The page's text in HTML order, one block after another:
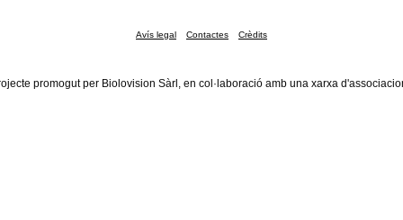
Avís legal Contactes Crèdits
promogut per Biolovision Sàrl, en col·laboració amb una xarxa